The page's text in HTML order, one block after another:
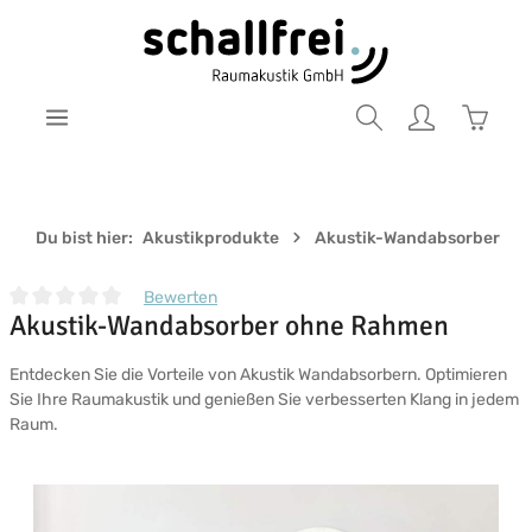
Zum Hauptinhalt springen
Du bist hier: Akustikprodukte Akustik-Wandabsorber
Durchschnittliche Bewertung von 0 von 5 Sternen
Bewerten
Akustik-Wandabsorber ohne Rahmen
Entdecken Sie die Vorteile von Akustik Wandabsorbern. Optimieren
Sie Ihre Raumakustik und genießen Sie verbesserten Klang in jedem
Raum.